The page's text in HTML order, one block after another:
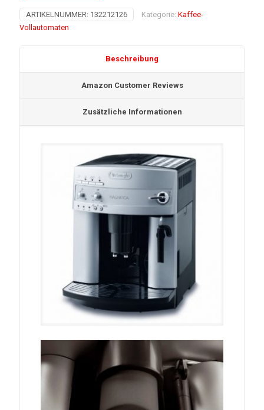
ARTIKELNUMMER: 132212126 Kategorie: Kaffee-
Vollautomaten
Beschreibung
Amazon Customer Reviews
Zusätzliche Informationen